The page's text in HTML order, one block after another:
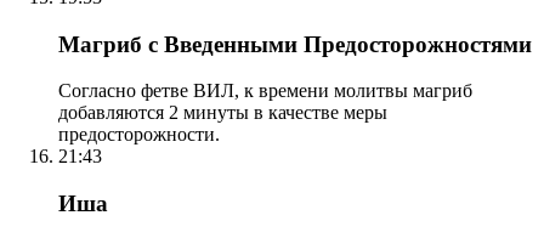
Магриб с Введенными Предосторожностями
Согласно фетве ВИЛ, к времени молитвы магриб
добавляются 2 минуты в качестве меры
предосторожности.
21:43
Иша